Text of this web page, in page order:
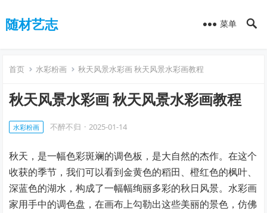
随材艺志 菜单
首页 水彩粉画 秋天风景水彩画 秋天风景水彩画教程
秋天风景水彩画 秋天风景水彩画教程
水彩粉画 不醉不归 · 2025-01-14
秋天，是一幅色彩斑斓的调色板，是大自然的杰作。在这个
收获的季节，我们可以看到金黄色的稻田、橙红色的枫叶、
深蓝色的湖水，构成了一幅幅绚丽多彩的秋日风景。水彩画
家用手中的调色盘，在画布上勾勒出这些美丽的景色，仿佛